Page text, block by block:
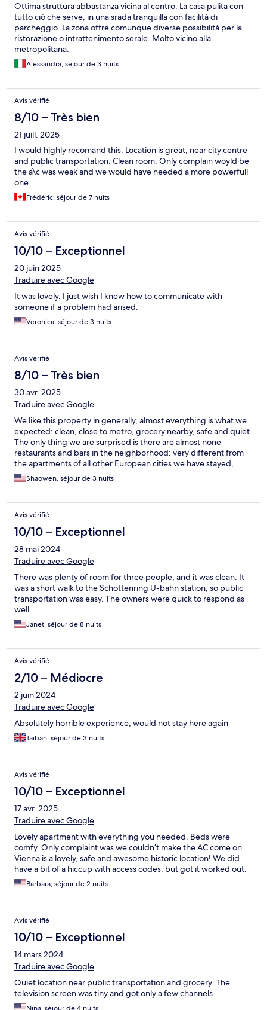
Ottima struttura abbastanza vicina al centro. La casa pulita con
tutto ciò che serve, in una srada tranquilla con facilità di
parcheggio. La zona offre comunque diverse possibilità per la
ristorazione o intrattenimento serale. Molto vicino alla
metropolitana.
Alessandra, séjour de 3 nuits
Avis vérifié
8/10 – Très bien
21 juill. 2025
I would highly recomand this. Location is great, near city centre
and public transportation. Clean room. Only complain woyld be
the a\c was weak and we would have needed a more powerfull
one
Frédéric, séjour de 7 nuits
Avis vérifié
10/10 – Exceptionnel
20 juin 2025
Traduire avec Google
It was lovely. I just wish I knew how to communicate with
someone if a problem had arised.
Veronica, séjour de 3 nuits
Avis vérifié
8/10 – Très bien
30 avr. 2025
Traduire avec Google
We like this property in generally, almost everything is what we
expected: clean, close to metro, grocery nearby, safe and quiet.
The only thing we are surprised is there are almost none
restaurants and bars in the neighborhood: very different from
the apartments of all other European cities we have stayed,
Shaowen, séjour de 3 nuits
Avis vérifié
10/10 – Exceptionnel
28 mai 2024
Traduire avec Google
There was plenty of room for three people, and it was clean. It
was a short walk to the Schottenring U-bahn station, so public
transportation was easy. The owners were quick to respond as
well.
Janet, séjour de 8 nuits
Avis vérifié
2/10 – Médiocre
2 juin 2024
Traduire avec Google
Absolutely horrible experience, would not stay here again
Taibah, séjour de 3 nuits
Avis vérifié
10/10 – Exceptionnel
17 avr. 2025
Traduire avec Google
Lovely apartment with everything you needed. Beds were
comfy. Only complaint was we couldn’t make the AC come on.
Vienna is a lovely, safe and awesome historic location! We did
have a bit of a hiccup with access codes, but got it worked out.
Barbara, séjour de 2 nuits
Avis vérifié
10/10 – Exceptionnel
14 mars 2024
Traduire avec Google
Quiet location near public transportation and grocery. The
television screen was tiny and got only a few channels.